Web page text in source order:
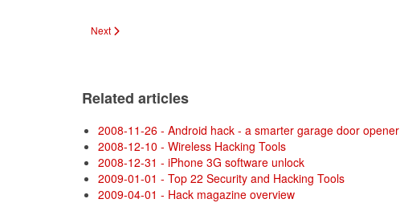
Next article: Nieuwe exploitkit richt zich vooral op Flash Player
Next
Related articles
2008-11-26 - Android hack - a smarter garage door opener
2008-12-10 - Wireless Hacking Tools
2008-12-31 - iPhone 3G software unlock
2009-01-01 - Top 22 Security and Hacking Tools
2009-04-01 - Hack magazine overview